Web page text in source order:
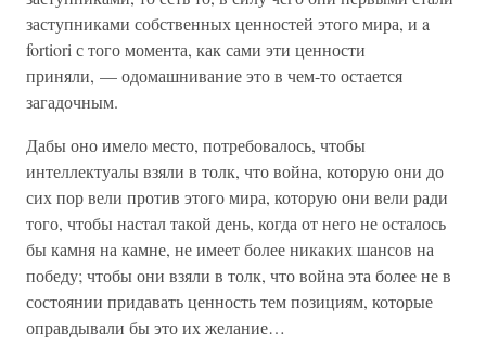
заступниками собственных ценностей этого мира, и a
fortiori с того момента, как сами эти ценности
приняли, — одомашнивание это в чем-то остается
загадочным.
Дабы оно имело место, потребовалось, чтобы
интеллектуалы взяли в толк, что война, которую они до
сих пор вели против этого мира, которую они вели ради
того, чтобы настал такой день, когда от него не осталось
бы камня на камне, не имеет более никаких шансов на
победу; чтобы они взяли в толк, что война эта более не в
состоянии придавать ценность тем позициям, которые
оправдывали бы это их желание…